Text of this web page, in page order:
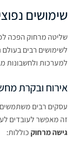
שימושים
שליטה מרחוק הפכה
לשימושים רבים
למערכות ולחשבונות
אירוח ובקרת
עסקים רבים
זה מאפשר לעובדים
גישה מרחוקכוללות: